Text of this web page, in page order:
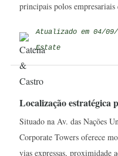
principais polos empresariais
Atualizado em 04/
Estate
Localização estratégica
Situado na Av. das Nações
Corporate Towers oferece
vias expressas, proximidade